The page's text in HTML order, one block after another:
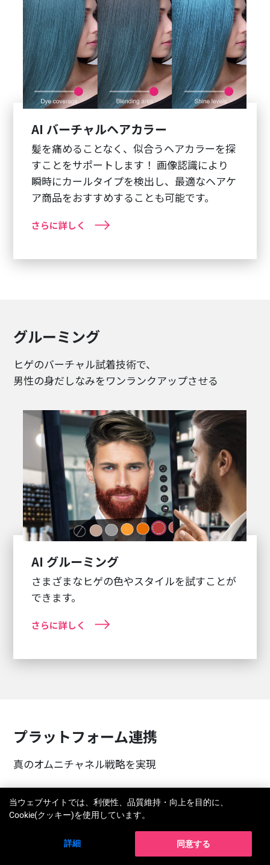
AI バーチャルヘアカラー
髪を痛めることなく、似合うヘアカラーを探
すことをサポートします！ 画像認識により
瞬時にカールタイプを検出し、最適なヘアケ
ア商品をおすすめすることも可能です。
さらに詳しく
グルーミング
ヒゲのバーチャル試着技術で、
男性の身だしなみをワンランクアップさせる
AI グルーミング
さまざまなヒゲの色やスタイルを試すことが
できます。
さらに詳しく
プラットフォーム連携
真のオムニチャネル戦略を実現
当ウェブサイトでは、利便性、品質維持・向上を目的に、
Cookie(クッキー)を使用しています。
詳細 同意する